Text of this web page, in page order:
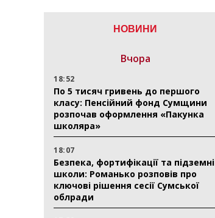
НОВИНИ
Вчора
18:52
По 5 тисяч гривень до першого
класу: Пенсійний фонд Сумщини
розпочав оформлення «Пакунка
школяра»
18:07
Безпека, фортифікації та підземні
школи: Романько розповів про
ключові рішення сесії Сумської
облради